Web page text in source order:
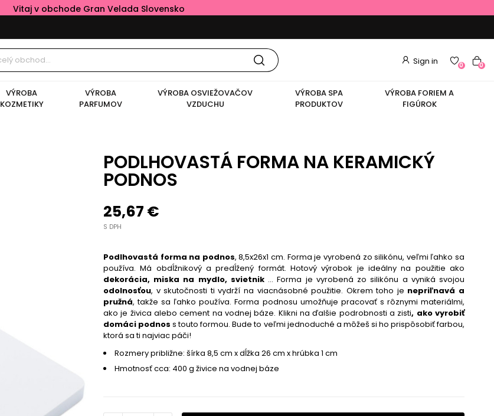
Vitaj v obchode Gran Velada Slovensko
Sign in 0 0
VÝROBA
KOZMETIKY
VÝROBA
PARFUMOV
VÝROBA OSVIEŽOVAČOV
VZDUCHU
VÝROBA SPA
PRODUKTOV
VÝROBA FORIEM A
FIGÚROK
PODLHOVASTÁ FORMA NA KERAMICKÝ
PODNOS
25,67 €
S DPH
Podlhovastá forma na podnos, 8,5x26x1 cm. Forma je vyrobená zo silikónu, veľmi ľahko sa
používa. Má obdĺžnikový a predĺžený formát. Hotový výrobok je ideálny na použitie ako
dekorácia, miska na mydlo, svietnik... Forma je vyrobená zo silikónu a vyniká svojou
odolnosťou, v skutočnosti ti vydrží na viacnásobné použitie. Okrem toho je nepriľnavá a
pružná, takže sa ľahko používa. Forma podnosu umožňuje pracovať s rôznymi materiálmi,
ako je živica alebo cement na vodnej báze. Klikni na ďalšie podrobnosti a zisti, ako vyrobiť
domáci podnos s touto formou. Bude to veľmi jednoduché a môžeš si ho prispôsobiť farbou,
ktorá sa ti najviac páči!
Rozmery približne: šírka 8,5 cm x dĺžka 26 cm x hrúbka 1 cm
Hmotnosť cca: 400 g živice na vodnej báze